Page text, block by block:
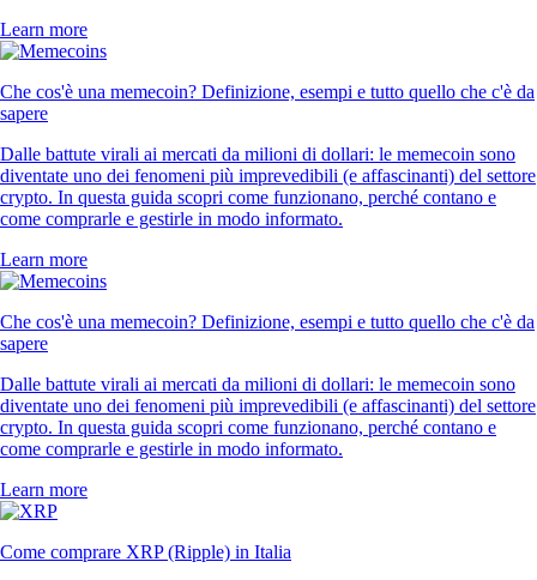
Learn more
Che cos'è una memecoin? Definizione, esempi e tutto quello che c'è da
sapere
Dalle battute virali ai mercati da milioni di dollari: le memecoin sono
diventate uno dei fenomeni più imprevedibili (e affascinanti) del settore
crypto. In questa guida scopri come funzionano, perché contano e
come comprarle e gestirle in modo informato.
Learn more
Che cos'è una memecoin? Definizione, esempi e tutto quello che c'è da
sapere
Dalle battute virali ai mercati da milioni di dollari: le memecoin sono
diventate uno dei fenomeni più imprevedibili (e affascinanti) del settore
crypto. In questa guida scopri come funzionano, perché contano e
come comprarle e gestirle in modo informato.
Learn more
Come comprare XRP (Ripple) in Italia